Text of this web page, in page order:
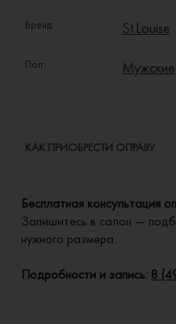
Бренд: St.Louise
Пол: Мужские
КАК ПРИОБРЕСТИ ОПРАВУ
Бесплатная консультация
Запишитесь в салон —
нужного размера.
Подробности и запись: 8